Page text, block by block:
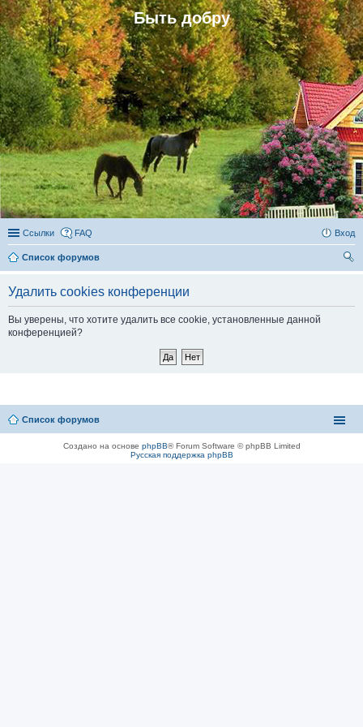
Быть добру
Ссылки FAQ Вход
Список форумов
Удалить cookies конференции
Вы уверены, что хотите удалить все cookie, установленные данной
конференцией?
Список форумов
Создано на основе phpBB® Forum Software © phpBB Limited
Русская поддержка phpBB